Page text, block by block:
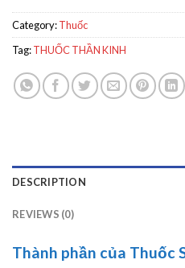
Category:Thuốc
Tag:THUỐC THẦN KINH
DESCRIPTION
REVIEWS (0)
Thành phần của Thuốc